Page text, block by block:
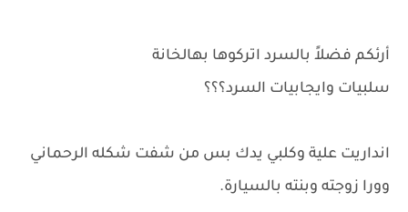
أرئكم فضلاً بالسرد اتركوها بهالخانة
سلبيات وايجابيات السرد؟؟؟
انداريت علية وكلبي يدك بس من شفت شكله الرحماني
وورا زوجته وبنته بالسيارة.